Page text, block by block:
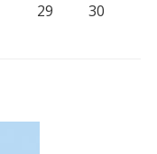
29
30